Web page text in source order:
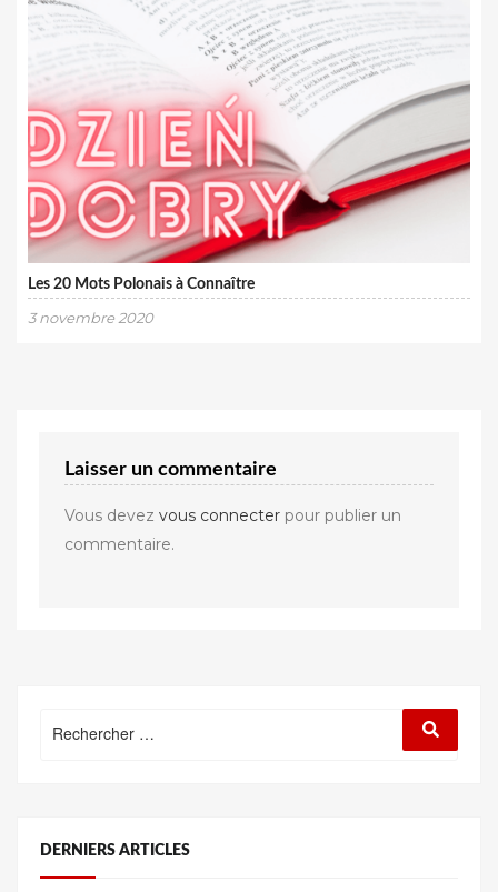
Les 20 Mots Polonais à Connaître
3 novembre 2020
Laisser un commentaire
Vous devez vous connecterpour publier un
commentaire.
DERNIERS ARTICLES